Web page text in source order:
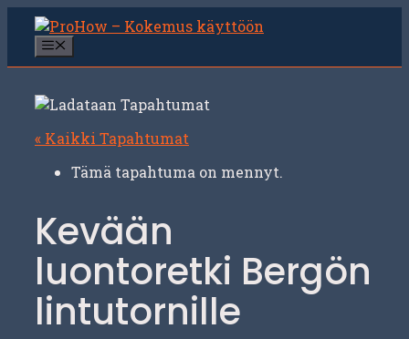
Siirry
sisältöön
« Kaikki Tapahtumat
Tämä tapahtuma on mennyt.
Kevään
luontoretki Bergön
lintutornille